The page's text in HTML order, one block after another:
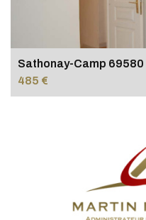
Sathonay-Camp 69580
485 €